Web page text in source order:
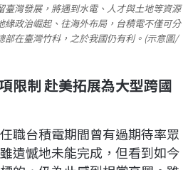
臺灣發展，將遇到水電、人才與土地等資源
緣政治崛起、往海外布局，台積電不僅可分
部在臺灣竹科，之於我國仍有利。(示意圖/
限制赴美拓展為大型跨國
職台積電期間曾有過期待率眾
遺憾地未能完成，但看到如今